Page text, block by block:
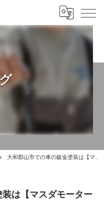
大和郡山市での車の鈑金塗装は【マスダモータース】で
は【マスダモーター